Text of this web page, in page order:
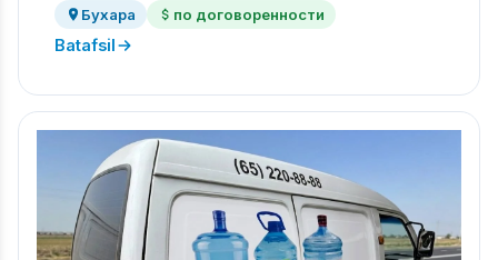
Бухара по договоренности
Batafsil